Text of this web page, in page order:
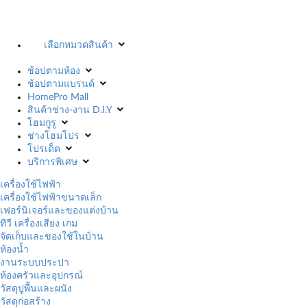
เลือกหมวดสินค้า
ช้อปตามห้อง
ช้อปตามแบรนด์
HomePro Mall
สินค้าช่าง-งาน D.I.Y
โฮมกูรู
ช่างโฮมโปร
โปรเด็ด
บริการพิเศษ
เครื่องใช้ไฟฟ้า
เครื่องใช้ไฟฟ้าขนาดเล็ก
เฟอร์นิเจอร์และของแต่งบ้าน
ทีวี เครื่องเสียง เกม
จัดเก็บและของใช้ในบ้าน
ห้องน้ำ
งานระบบประปา
ห้องครัวและอุปกรณ์
วัสดุปูพื้นและผนัง
วัสดุก่อสร้าง